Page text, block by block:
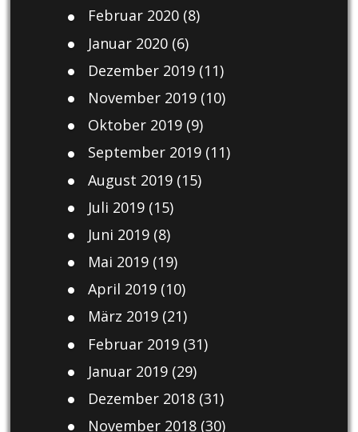
Februar 2020(8)
Januar 2020(6)
Dezember 2019(11)
November 2019(10)
Oktober 2019(9)
September 2019(11)
August 2019(15)
Juli 2019(15)
Juni 2019(8)
Mai 2019(19)
April 2019(10)
März 2019(21)
Februar 2019(31)
Januar 2019(29)
Dezember 2018(31)
November 2018(30)